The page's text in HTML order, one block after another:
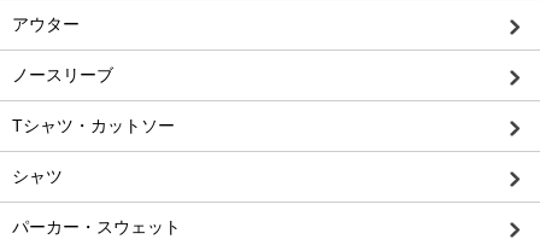
アウター
ノースリーブ
Tシャツ・カットソー
シャツ
パーカー・スウェット